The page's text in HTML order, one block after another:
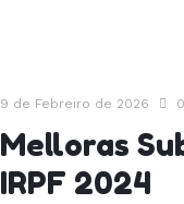
9 de Febreiro de 2026 0
Melloras
IRPF 2024